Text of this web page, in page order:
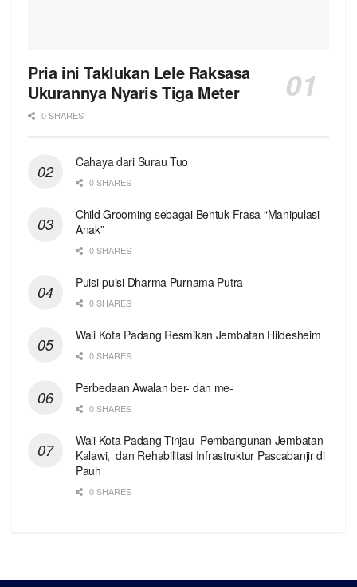
Pria ini Taklukan Lele Raksasa
Ukurannya Nyaris Tiga Meter
0 SHARES
Cahaya dari Surau Tuo
0 SHARES
Child Grooming sebagai Bentuk Frasa “Manipulasi
Anak”
0 SHARES
Puisi-puisi Dharma Purnama Putra
0 SHARES
Wali Kota Padang Resmikan Jembatan Hildesheim
0 SHARES
Perbedaan Awalan ber- dan me-
0 SHARES
Wali Kota Padang Tinjau Pembangunan Jembatan
Kalawi, dan Rehabilitasi Infrastruktur Pascabanjir di
Pauh
0 SHARES